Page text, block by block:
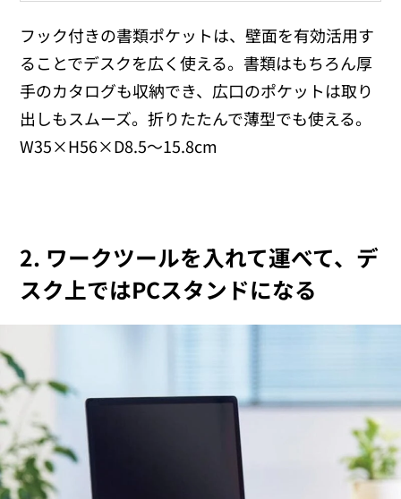
フック付きの書類ポケットは、壁面を有効活用す
ることでデスクを広く使える。書類はもちろん厚
手のカタログも収納でき、広口のポケットは取り
出しもスムーズ。折りたたんで薄型でも使える。
W35×H56×D8.5～15.8cm
2. ワークツールを入れて運べて、デ
スク上ではPCスタンドになる